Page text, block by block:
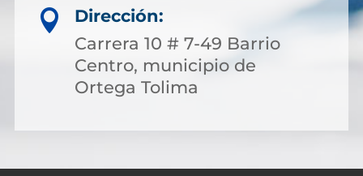

Dirección:
Carrera 10 # 7-49 Barrio
Centro, municipio de
Ortega Tolima